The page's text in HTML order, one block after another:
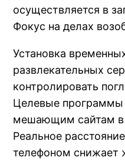
осуществляется в
Фокус на делах
Установка
развлекательных
контролировать
Целевые программы
мешающим сайтам
Реальное
телефоном снижает